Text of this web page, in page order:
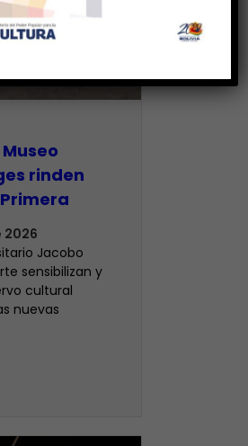
rinden
2026
Jacobo
sensibilizan y
cultural
nuevas